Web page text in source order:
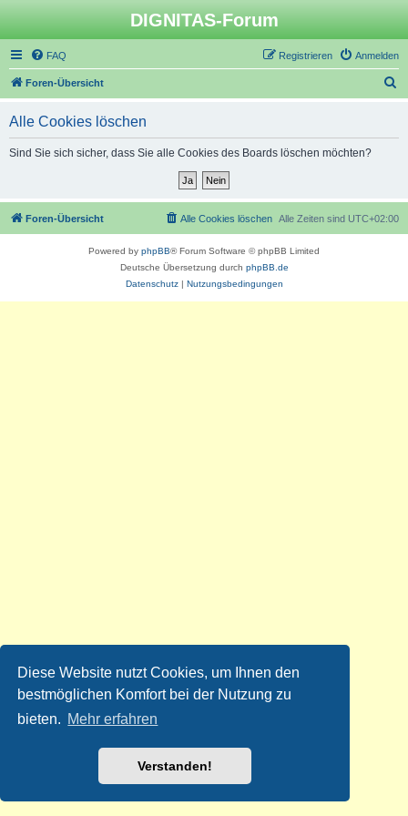
Diese Website nutzt Cookies, um Ihnen den
bestmöglichen Komfort bei der Nutzung zu
bieten. Mehr erfahren
Verstanden!
DIGNITAS-Forum
FAQ Anmelden
Registrieren
Foren-Übersicht
Alle Cookies löschen
Sind Sie sich sicher, dass Sie alle Cookies des Boards löschen möchten?
Foren-Übersicht Alle Zeiten sind UTC+02:00
Alle Cookies löschen
Powered by phpBB® Forum Software © phpBB Limited
Deutsche Übersetzung durch phpBB.de
Datenschutz| Nutzungsbedingungen